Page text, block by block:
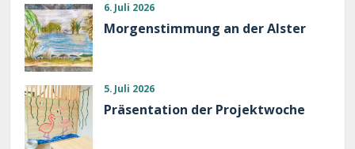
6. Juli 2026
Morgenstimmung an der Alster
5. Juli 2026
Präsentation der Projektwoche